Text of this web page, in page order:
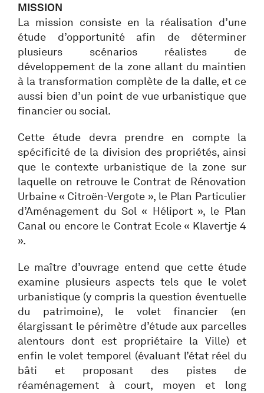
MISSION
La mission consiste en la réalisation d’une
étude d’opportunité afin de déterminer
plusieurs scénarios réalistes de
développement de la zone allant du maintien
à la transformation complète de la dalle, et ce
aussi bien d’un point de vue urbanistique que
financier ou social.
Cette étude devra prendre en compte la
spécificité de la division des propriétés, ainsi
que le contexte urbanistique de la zone sur
laquelle on retrouve le Contrat de Rénovation
Urbaine « Citroën-Vergote », le Plan Particulier
d’Aménagement du Sol « Héliport », le Plan
Canal ou encore le Contrat Ecole « Klavertje 4
».
Le maître d’ouvrage entend que cette étude
examine plusieurs aspects tels que le volet
urbanistique (y compris la question éventuelle
du patrimoine), le volet financier (en
élargissant le périmètre d’étude aux parcelles
alentours dont est propriétaire la Ville) et
enfin le volet temporel (évaluant l’état réel du
bâti et proposant des pistes de
réaménagement à court, moyen et long